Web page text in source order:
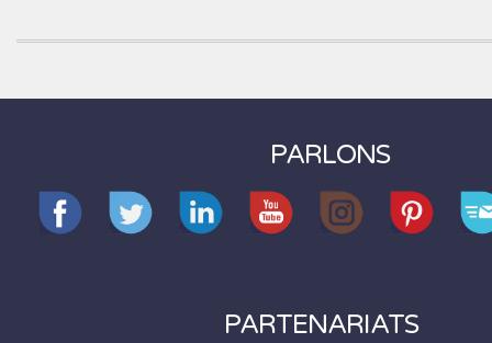
PARLONS
PARTENARIATS